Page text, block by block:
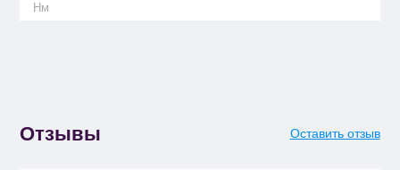
Нм
Отзывы Оставить отзыв